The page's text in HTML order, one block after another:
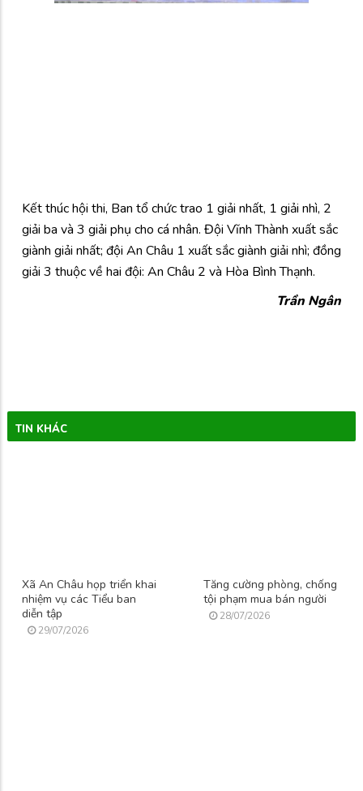
Kết thúc hội thi, Ban tổ chức trao 1 giải nhất, 1 giải nhì, 2
giải ba và 3 giải phụ cho cá nhân. Đội Vĩnh Thành xuất sắc
giành giải nhất; đội An Châu 1 xuất sắc giành giải nhì; đồng
giải 3 thuộc về hai đội: An Châu 2 và Hòa Bình Thạnh.
Trần Ngân
TIN KHÁC
Xã An Châu họp triển khai
nhiệm vụ các Tiểu ban
diễn tập
29/07/2026
Tăng cường phòng, chống
tội phạm mua bán người
28/07/2026